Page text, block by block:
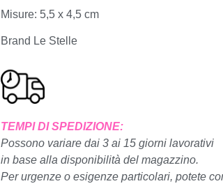
Misure: 5,5 x 4,5 cm
Brand Le Stelle
TEMPI DI SPEDIZIONE:
Possono variare dai 3 ai 15 giorni lavorativi
in base alla disponibilità del magazzino.
Per urgenze o esigenze particolari, potete